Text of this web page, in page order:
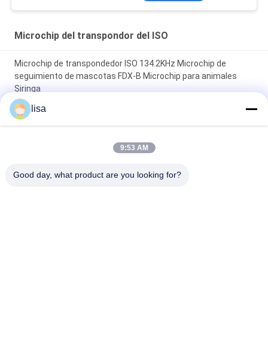
Microchip del transpondor del ISO
Microchip de transpondedor ISO 134.2KHz Microchip de
seguimiento de mascotas FDX-B Microchip para animales
Siringa
El microchip Rfid del estándar de ISO marca el transpondor
inyectable de Chips Animal Microchip Syringe For del
microchip con etiqueta inyectable del ganado
animales EO universal esterilizado 15 números
lisa
9:53 AM
Good day, what product are you looking for?